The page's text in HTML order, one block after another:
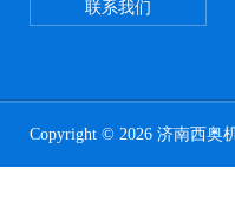
联系我们
Copyright © 2026 济南西奥